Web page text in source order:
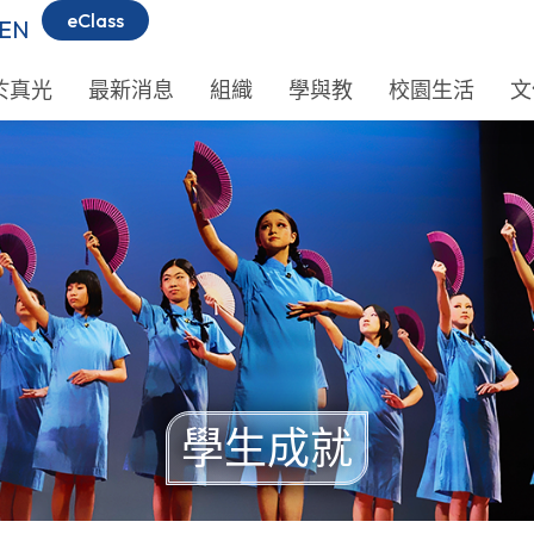
eClass
真光 最新消息 組織 學與教 校園生活
學生成就